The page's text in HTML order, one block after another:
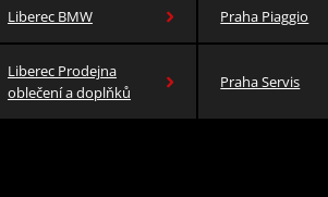
Liberec BMW Praha Piaggio
Liberec Prodejna
oblečení a doplňků
Praha Servis